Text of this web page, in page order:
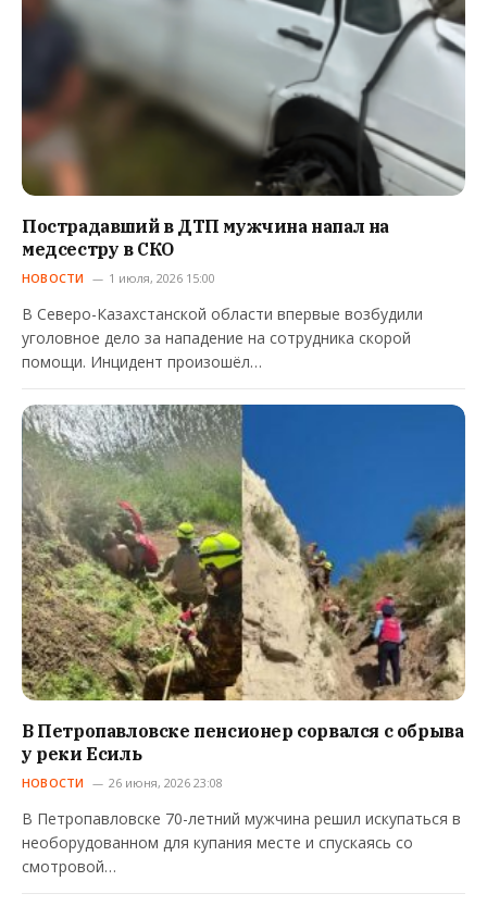
Пострадавший в ДТП мужчина напал на
медсестру в СКО
НОВОСТИ 1 июля, 2026 15:00
В Северо-Казахстанской области впервые возбудили
уголовное дело за нападение на сотрудника скорой
помощи. Инцидент произошёл…
В Петропавловске пенсионер сорвался с обрыва
у реки Есиль
НОВОСТИ 26 июня, 2026 23:08
В Петропавловске 70-летний мужчина решил искупаться в
необорудованном для купания месте и спускаясь со
смотровой…